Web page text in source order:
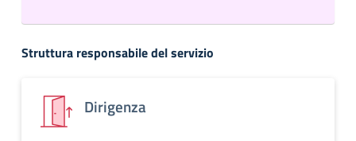
Struttura responsabile del servizio
Dirigenza